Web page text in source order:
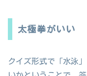
太極拳がいい
クイズ形式で「水泳